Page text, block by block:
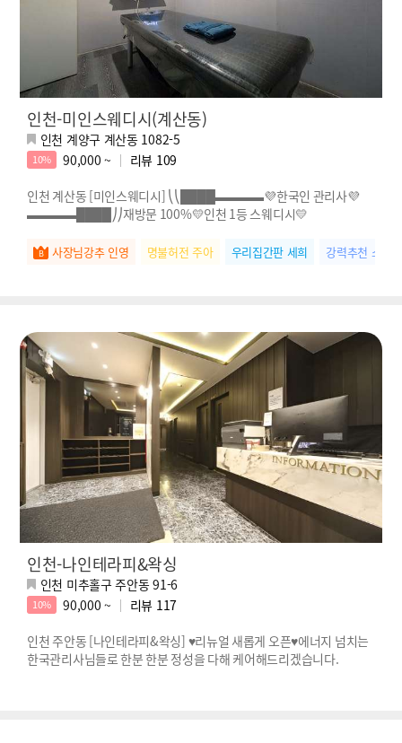
인천-미인스웨디시(계산동)
인천 계양구 계산동 1082-5
10% 90,000 ~ 리뷰 109
인천 계산동 [미인스웨디시] ⎝⎝████▬▬▬▬💜한국인 관리사💜
▬▬▬▬████⎠⎠재방문 100%💛인천 1등 스웨디시💛
사장님강추 인영 명불허전 주아 우리집간판 세희 강력추천 소라
인천-나인테라피&왁싱
인천 미추홀구 주안동 91-6
10% 90,000 ~ 리뷰 117
인천 주안동 [나인테라피&왁싱] ♥리뉴얼 새롭게 오픈♥에너지 넘치는
한국관리사님들로 한분 한분 정성을 다해 케어해드리겠습니다.